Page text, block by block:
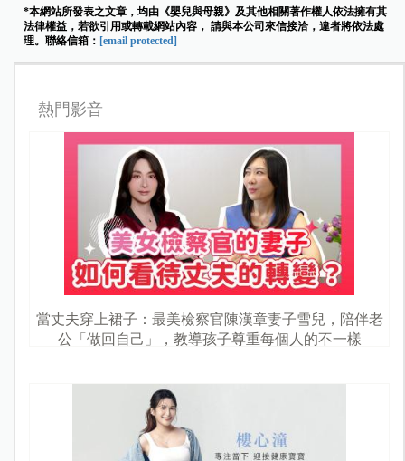
*本網站所發表之文章，均由《嬰兒與母親》及其他相關著作權人依法擁有其
法律權益，若欲引用或轉載網站內容， 請與本公司來信接洽，違者將依法處
理。聯絡信箱： [email protected]
熱門影音
當丈夫穿上裙子：最美檢察官陳漢章妻子雪兒，陪伴老
公「做回自己」，教導孩子尊重每個人的不一樣